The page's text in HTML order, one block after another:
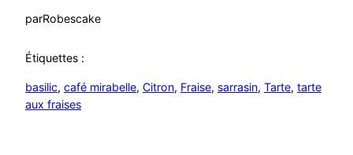
parRobescake
Étiquettes :
basilic, café mirabelle, Citron, Fraise, sarrasin, Tarte, tarte
aux fraises